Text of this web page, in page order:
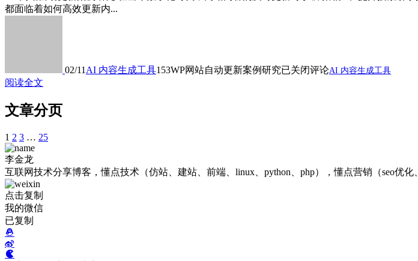
都面临着如何高效更新内...
02/11 AI 内容生成工具153WP网站自动更新案例研究已关闭评论AI 内容生成工具
阅读全文
文章分页
1 2 3 … 25
李金龙
互联网技术分享博客，懂点技术（仿站、建站、前端、linux、python、php），懂点营销（seo优
点击复制
我的微信
已复制